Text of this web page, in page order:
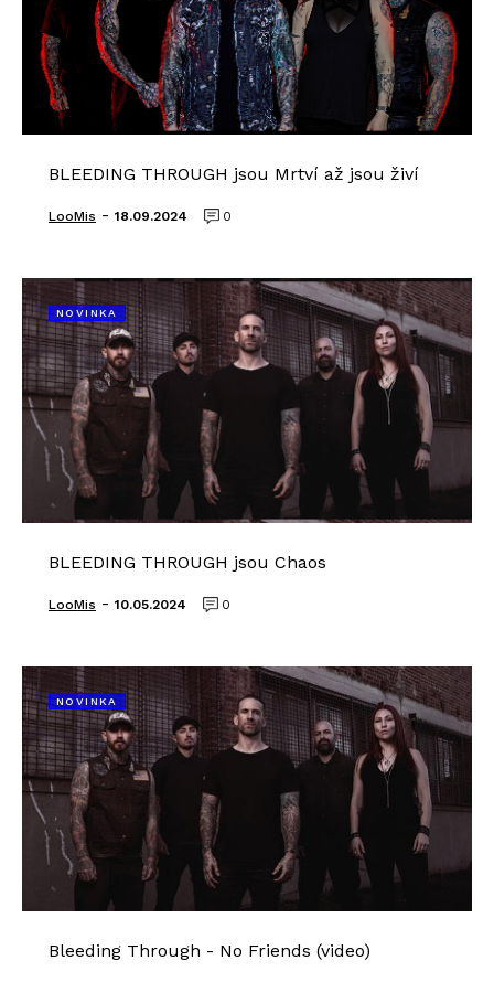
BLEEDING THROUGH jsou Mrtví až jsou živí
LooMis - 18.09.2024 0
NOVINKA
BLEEDING THROUGH jsou Chaos
LooMis - 10.05.2024 0
NOVINKA
Bleeding Through - No Friends (video)